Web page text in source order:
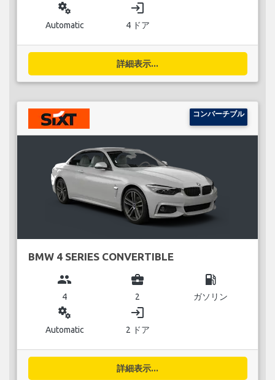
miscellaneous_services
Automatic
login
4 ドア
詳細表示...
コンバーチブル
BMW 4 SERIES CONVERTIBLE
group
4
business_center
2
local_gas_station
ガソリン
miscellaneous_services
Automatic
login
2 ドア
詳細表示...